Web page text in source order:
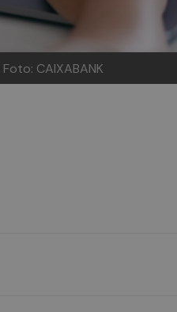
CAIXABANK